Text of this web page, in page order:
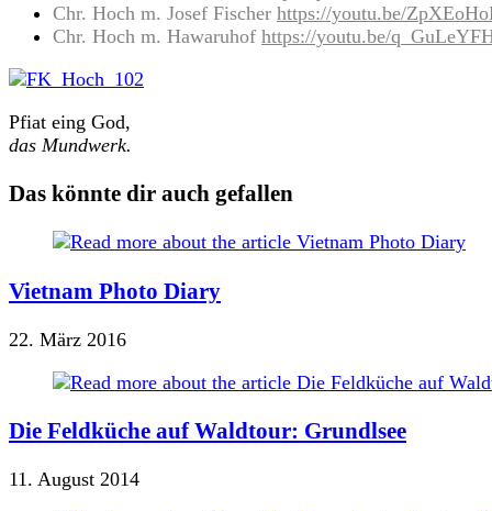
Chr. Hoch m. Josef Fischer https://youtu.be/
Chr. Hoch m. Hawaruhof https://youtu.be/
Pfiat eing God,
das Mundwerk.
Das könnte dir auch gefallen
Vietnam Photo Diary
22. März 2016
Die Feldküche auf Waldtour: Grundlsee
11. August 2014